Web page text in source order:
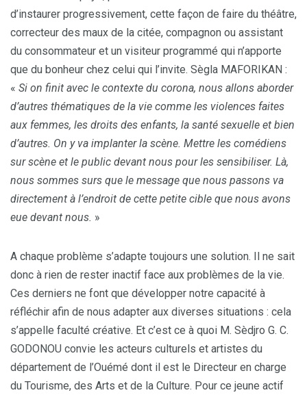
d’instaurer progressivement, cette façon de faire du théâtre,
correcteur des maux de la citée, compagnon ou assistant
du consommateur et un visiteur programmé qui n’apporte
que du bonheur chez celui qui l’invite. Sègla MAFORIKAN :
« Si on finit avec le contexte du corona, nous allons aborder
d’autres thématiques de la vie comme les violences faites
aux femmes, les droits des enfants, la santé sexuelle et bien
d’autres. On y va implanter la scène. Mettre les comédiens
sur scène et le public devant nous pour les sensibiliser. Là,
nous sommes surs que le message que nous passons va
directement à l’endroit de cette petite cible que nous avons
eue devant nous. »
A chaque problème s’adapte toujours une solution. Il ne sait
donc à rien de rester inactif face aux problèmes de la vie.
Ces derniers ne font que développer notre capacité à
réfléchir afin de nous adapter aux diverses situations : cela
s’appelle faculté créative. Et c’est ce à quoi M. Sèdjro G. C.
GODONOU convie les acteurs culturels et artistes du
département de l’Ouémé dont il est le Directeur en charge
du Tourisme, des Arts et de la Culture. Pour ce jeune actif